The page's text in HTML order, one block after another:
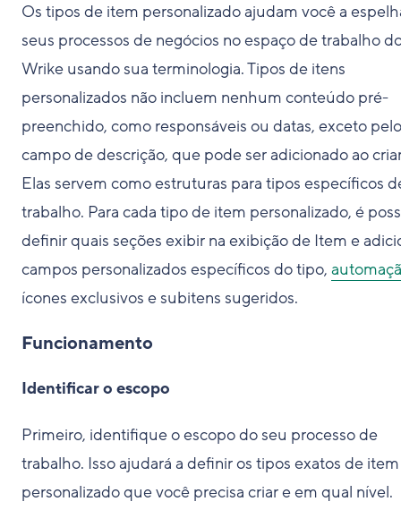
Os tipos de item personalizado ajudam você a
seus processos de negócios no espaço de trabalho
Wrike usando sua terminologia. Tipos de itens
personalizados não incluem nenhum conteúdo pré-
preenchido, como responsáveis ou datas, exceto pelo
campo de descrição, que pode ser adicionado ao
Elas servem como estruturas para tipos específicos
trabalho. Para cada tipo de item personalizado, é
definir quais seções exibir na exibição de Item e
campos personalizados específicos do tipo,
ícones exclusivos e subitens sugeridos.
Funcionamento
Identificar o escopo
Primeiro, identifique o escopo do seu processo de
trabalho. Isso ajudará a definir os tipos exatos de item
personalizado que você precisa criar e em qual nível.